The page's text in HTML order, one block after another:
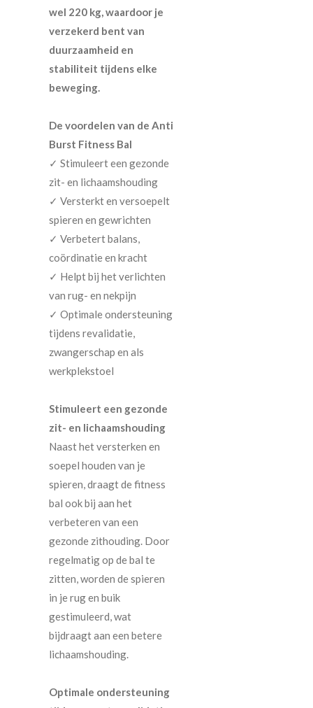
wel 220 kg, waardoor je
verzekerd bent van
duurzaamheid en
stabiliteit tijdens elke
beweging.
De voordelen van de Anti
Burst Fitness Bal
✓ Stimuleert een gezonde
zit- en lichaamshouding
✓ Versterkt en versoepelt
spieren en gewrichten
✓ Verbetert balans,
coördinatie en kracht
✓ Helpt bij het verlichten
van rug- en nekpijn
✓ Optimale ondersteuning
tijdens revalidatie,
zwangerschap en als
werkplekstoel
Stimuleert een gezonde
zit- en lichaamshouding
Naast het versterken en
soepel houden van je
spieren, draagt de fitness
bal ook bij aan het
verbeteren van een
gezonde zithouding. Door
regelmatig op de bal te
zitten, worden de spieren
in je rug en buik
gestimuleerd, wat
bijdraagt aan een betere
lichaamshouding.
Optimale ondersteuning